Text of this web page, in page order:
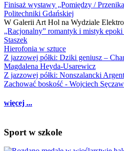
Finisaż wystawy „Pomiędzy /
Politechniki Gdańskiej
W Galerii Art Hol na Wydziale
„Racjonalny” romantyk i mistyk epoki
Staszek
Hierofonia w sztuce
Z jazzowej półki: Dziki geniusz –
Magdalena Heyda-Usarewicz
Z jazzowej półki: Nonszalancki
Zachować boskość - Wojciech
więcej ...
Sport w szkole